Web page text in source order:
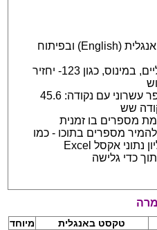
המרה בשפות: עברית, אנגלית (English) ובפיתוח
עובד עם מספרים שליליים, במינוס, כגון 123- יחזיר
מאפשר המרה של מספר עשרוני עם נקודה: 45.6
שש
מספרים בו זמנית
מספרים בתוכו - כמו
כדי גלישה
טקסט באנגלית מיוחד